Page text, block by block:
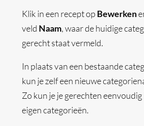
Klik in een recept op Bewerken
veld Naam, waar de huidige
gerecht staat vermeld.
In plaats van een bestaande
kun je zelf een nieuwe
Zo kun je je gerechten
eigen categorieën.